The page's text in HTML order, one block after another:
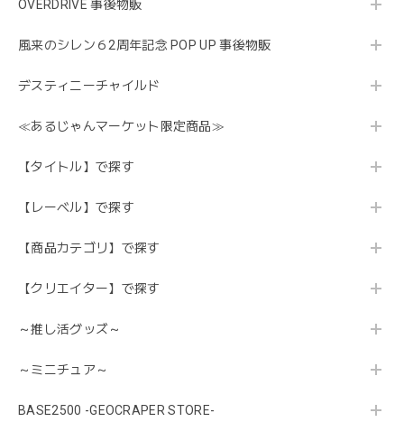
OVERDRIVE 事後物販
風来のシレン６2周年記念 POP UP 事後物販
デスティニーチャイルド
≪あるじゃんマーケット限定商品≫
【タイトル】で探す
【レーベル】で探す
【商品カテゴリ】で探す
【クリエイター】で探す
～推し活グッズ～
～ミニチュア～
BASE2500 -GEOCRAPER STORE-